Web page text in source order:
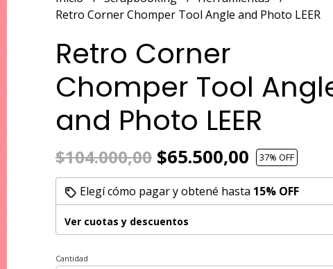
Retro Corner Chomper Tool Angle and Photo LEER
Retro Corner
Chomper Tool
and Photo LEER
$104.000,00 $65.500,00 37% OFF
Elegí cómo pagar y obtené hasta 15% OFF
Ver cuotas y descuentos
Cantidad